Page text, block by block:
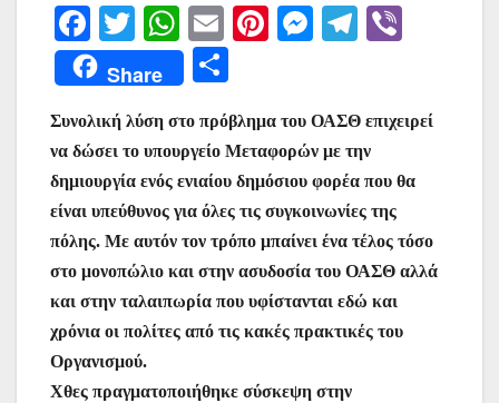
F
a
c
e
b
o
o
k
T
w
itt
er
W
h
at
s
A
p
p
E
m
ai
l
Pi
e
st
M
s
e
n
g
er
T
gr
a
m
Share
ρ
α
σ
τε
ίτ
ε
Συνολική λύση στο πρόβλημα του ΟΑΣΘ επιχειρεί
να δώσει το υπουργείο Μεταφορών με την
δημιουργία ενός ενιαίου δημόσιου φορέα που θα
είναι υπεύθυνος για όλες τις συγκοινωνίες της
πόλης. Με αυτόν τον τρόπο μπαίνει ένα τέλος τόσο
στο μονοπώλιο και στην ασυδοσία του ΟΑΣΘ αλλά
και στην ταλαιπωρία που υφίστανται εδώ και
χρόνια οι πολίτες από τις κακές πρακτικές του
Οργανισμού.
Χθες πραγματοποιήθηκε σύσκεψη στην